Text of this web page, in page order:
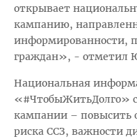
открывает
кампанию,
информированности,
граждан», - отметил
Национальная
«#ЧтобыЖитьДолго»
кампании – повысить
риска ССЗ, важности